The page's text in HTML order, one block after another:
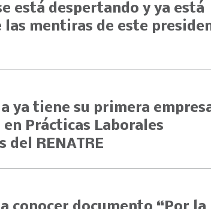
está despertando y ya está
las mentiras de este
ya tiene su primera
Prácticas Laborales
del RENATRE